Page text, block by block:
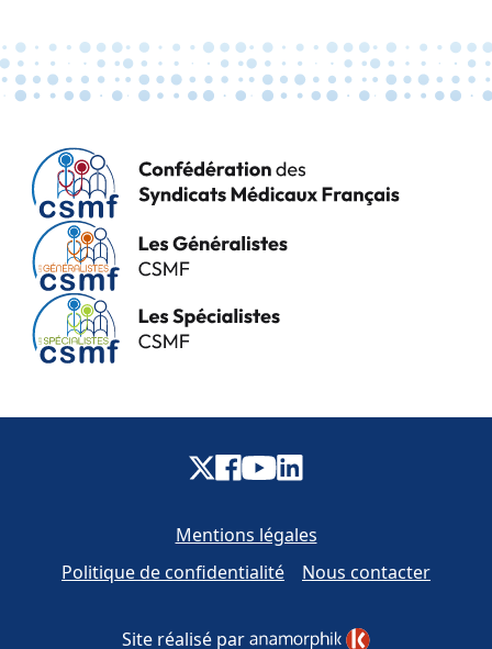
Mentions légales
Politique de confidentialité
Nous contacter
Site réalisé par